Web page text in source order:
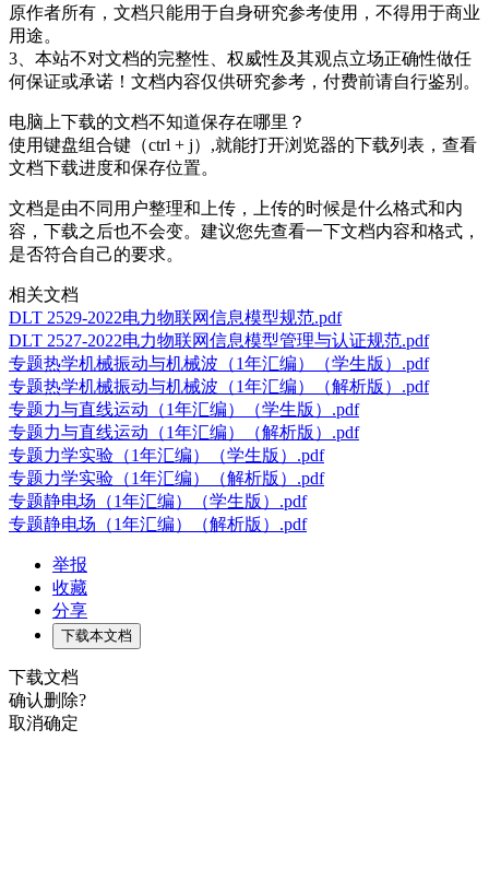
原作者所有，文档只能用于自身研究参考使用，不得用于商业
用途。
3、本站不对文档的完整性、权威性及其观点立场正确性做任
何保证或承诺！文档内容仅供研究参考，付费前请自行鉴别。
电脑上下载的文档不知道保存在哪里？
使用键盘组合键（ctrl + j）,就能打开浏览器的下载列表，查看
文档下载进度和保存位置。
文档是由不同用户整理和上传，上传的时候是什么格式和内
容，下载之后也不会变。建议您先查看一下文档内容和格式，
是否符合自己的要求。
相关文档
DLT 2529-2022电力物联网信息模型规范.pdf
DLT 2527-2022电力物联网信息模型管理与认证规范.pdf
专题热学机械振动与机械波（1年汇编）（学生版）.pdf
专题热学机械振动与机械波（1年汇编）（解析版）.pdf
专题力与直线运动（1年汇编）（学生版）.pdf
专题力与直线运动（1年汇编）（解析版）.pdf
专题力学实验（1年汇编）（学生版）.pdf
专题力学实验（1年汇编）（解析版）.pdf
专题静电场（1年汇编）（学生版）.pdf
专题静电场（1年汇编）（解析版）.pdf
举报
收藏
分享
下载本文档
下载文档
确认删除?
取消确定